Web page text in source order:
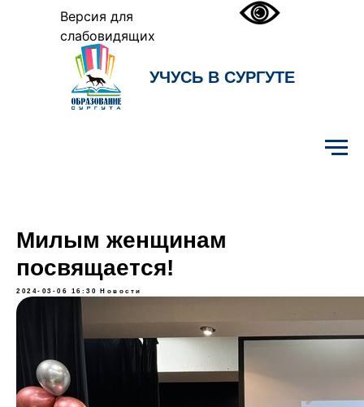
Версия для
слабовидящих
УЧУСЬ В СУРГУТЕ
Милым женщинам
посвящается!
2024-03-06 16:30 Новости